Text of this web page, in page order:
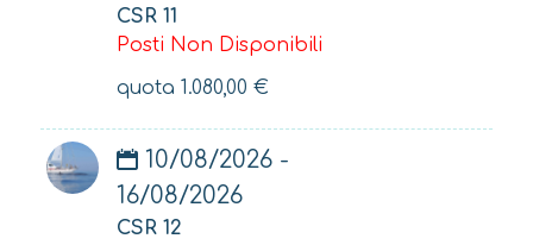
CSR 11
Posti Non Disponibili
quota 1.080,00 €
10/08/2026 -
16/08/2026
CSR 12